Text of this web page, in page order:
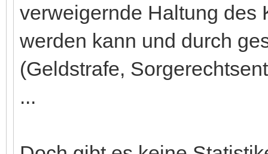
verweigernde Haltung des
werden kann und durch
(Geldstrafe,
...